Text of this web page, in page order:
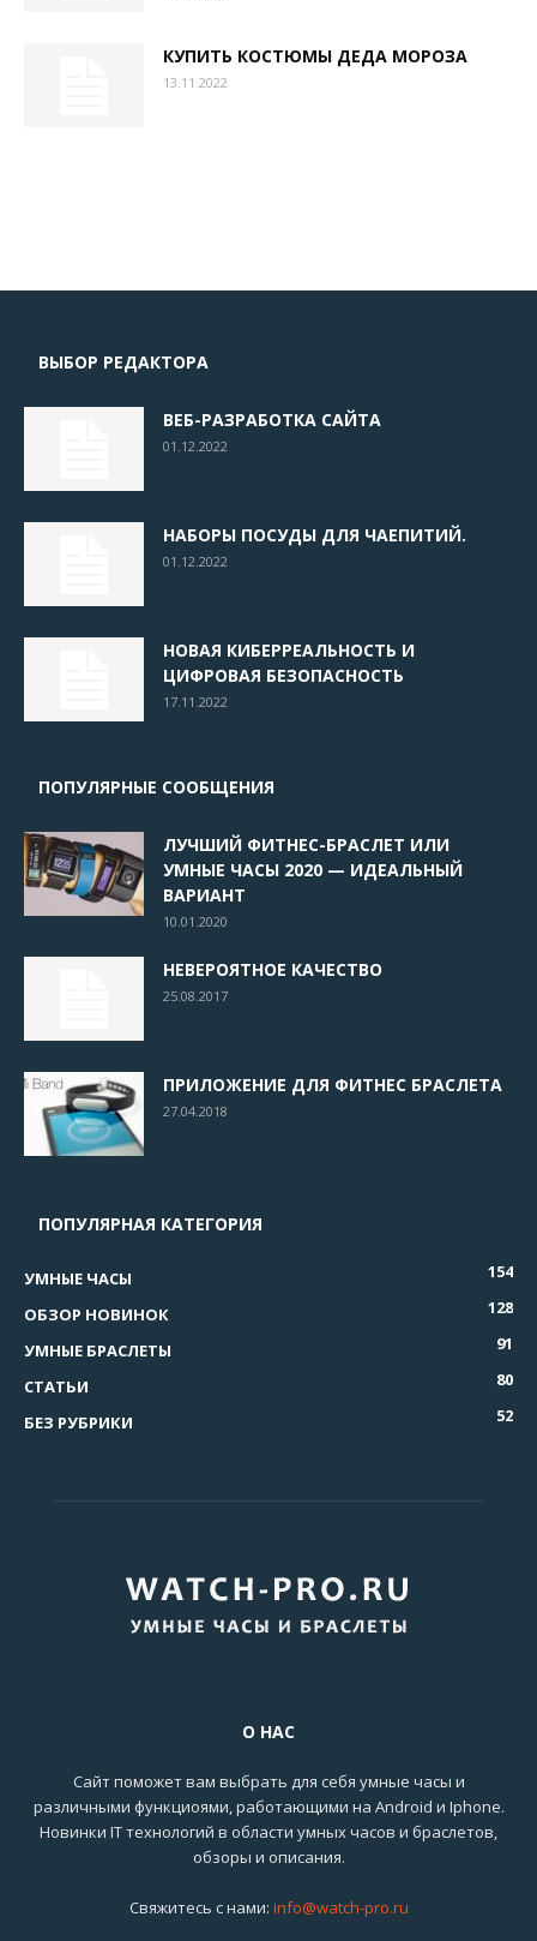
КУПИТЬ КОСТЮМЫ ДЕДА МОРОЗА
13.11.2022
ВЫБОР РЕДАКТОРА
ВЕБ-РАЗРАБОТКА САЙТА
01.12.2022
НАБОРЫ ПОСУДЫ ДЛЯ ЧАЕПИТИЙ.
01.12.2022
НОВАЯ КИБЕРРЕАЛЬНОСТЬ И
ЦИФРОВАЯ БЕЗОПАСНОСТЬ
17.11.2022
ПОПУЛЯРНЫЕ СООБЩЕНИЯ
ЛУЧШИЙ ФИТНЕС-БРАСЛЕТ ИЛИ
УМНЫЕ ЧАСЫ 2020 — ИДЕАЛЬНЫЙ
ВАРИАНТ
10.01.2020
НЕВЕРОЯТНОЕ КАЧЕСТВО
25.08.2017
ПРИЛОЖЕНИЕ ДЛЯ ФИТНЕС БРАСЛЕТА
27.04.2018
ПОПУЛЯРНАЯ КАТЕГОРИЯ
УМНЫЕ ЧАСЫ
154
ОБЗОР НОВИНОК
128
УМНЫЕ БРАСЛЕТЫ
91
СТАТЬИ
80
БЕЗ РУБРИКИ
52
О НАС
Сайт поможет вам выбрать для себя умные часы и
различными функциоями, работающими на Android и Iphone.
Новинки IT технологий в области умных часов и браслетов,
обзоры и описания.
Свяжитесь с нами: info@watch-pro.ru